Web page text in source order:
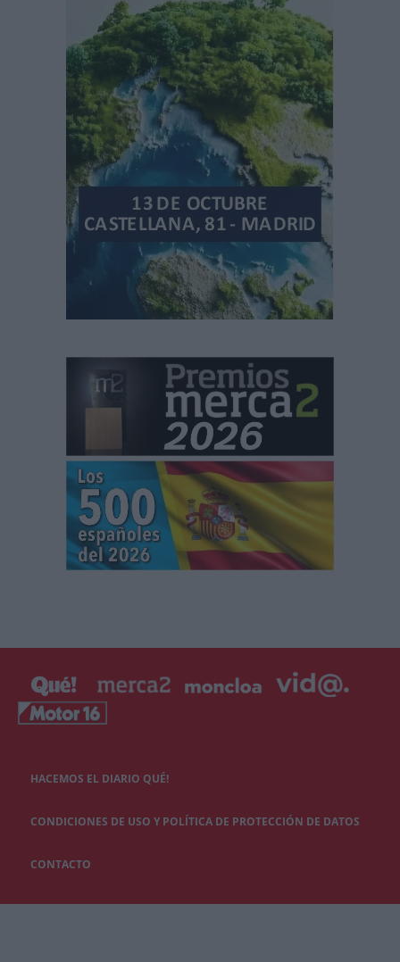
HACEMOS EL DIARIO QUÉ!
CONDICIONES DE USO Y POLÍTICA DE PROTECCIÓN DE DATOS
CONTACTO